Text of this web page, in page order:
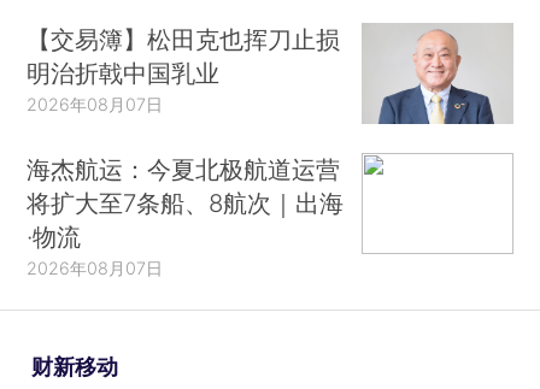
【交易簿】松田克也挥刀止损
明治折戟中国乳业
2026年08月07日
海杰航运：今夏北极航道运营
将扩大至7条船、8航次｜出海
·物流
2026年08月07日
财新移动